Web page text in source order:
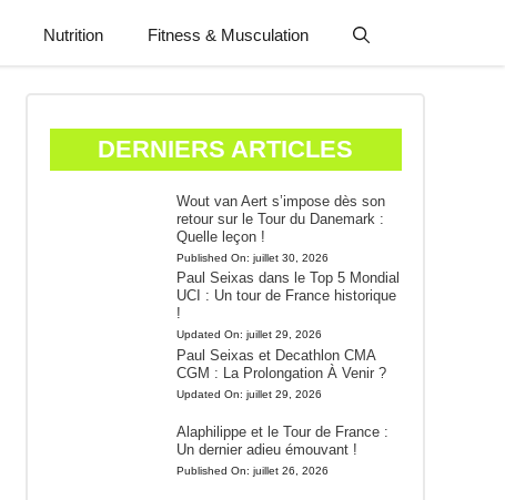
Nutrition Fitness & Musculation
DERNIERS ARTICLES
Wout van Aert s’impose dès son
retour sur le Tour du Danemark :
Quelle leçon !
Published On: juillet 30, 2026
Paul Seixas dans le Top 5 Mondial
UCI : Un tour de France historique
!
Updated On: juillet 29, 2026
Paul Seixas et Decathlon CMA
CGM : La Prolongation À Venir ?
Updated On: juillet 29, 2026
Alaphilippe et le Tour de France :
Un dernier adieu émouvant !
Published On: juillet 26, 2026